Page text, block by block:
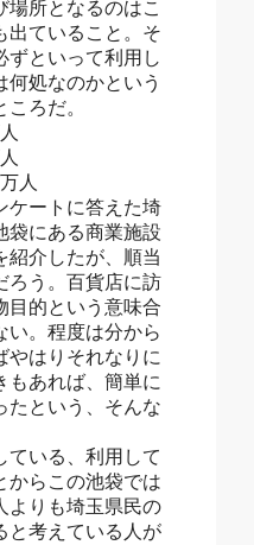
場所となるのはこ
出ていること。そ
ずといって利用し
何処なのかという
ろだ。
人
ケートに答えた埼
袋にある商業施設
紹介したが、順当
ろう。百貨店に訪
目的という意味合
い。程度は分から
やはりそれなりに
もあれば、簡単に
たという、そんな
ている、利用して
からこの池袋では
よりも埼玉県民の
と考えている人が